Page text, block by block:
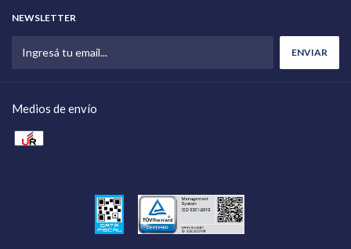
NEWSLETTER
Medios de envío